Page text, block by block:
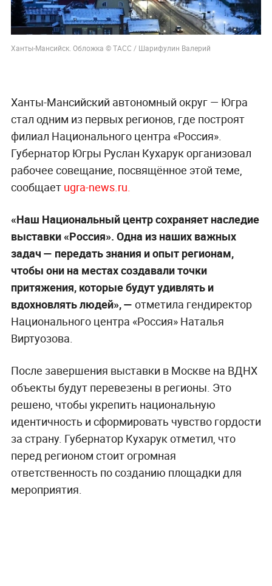
Ханты-Мансийск. Обложка © ТАСС / Шарифулин Валерий
Ханты-Мансийский автономный округ — Югра
стал одним из первых регионов, где построят
филиал Национального центра «Россия».
Губернатор Югры Руслан Кухарук организовал
рабочее совещание, посвящённое этой теме,
сообщает ugra-news.ru.
«Наш Национальный центр сохраняет наследие
выставки «Россия». Одна из наших важных
задач — передать знания и опыт регионам,
чтобы они на местах создавали точки
притяжения, которые будут удивлять и
вдохновлять людей», — отметила гендиректор
Национального центра «Россия» Наталья
Виртуозова.
После завершения выставки в Москве на ВДНХ
объекты будут перевезены в регионы. Это
решено, чтобы укрепить национальную
идентичность и сформировать чувство гордости
за страну. Губернатор Кухарук отметил, что
перед регионом стоит огромная
ответственность по созданию площадки для
мероприятия.